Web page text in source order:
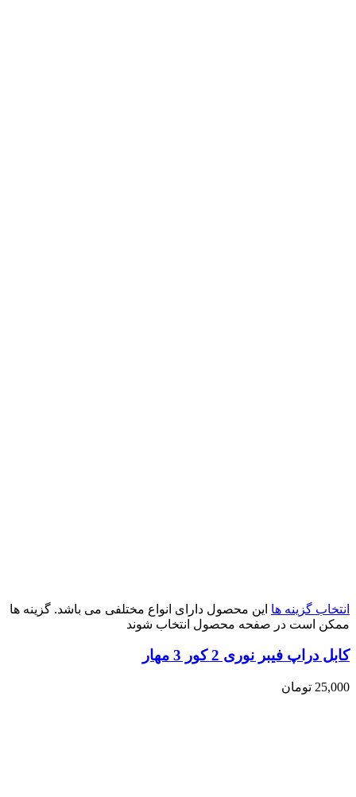
انتخاب گزینه ها این محصول دارای انواع مختلفی می باشد. گزینه ها
ممکن است در صفحه محصول انتخاب شوند
کابل دراپ فیبر نوری 2 کور 3 مهار
25,000 تومان